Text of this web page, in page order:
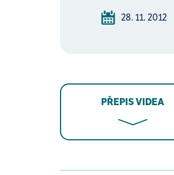
28. 11. 2012
PŘEPIS VIDEA